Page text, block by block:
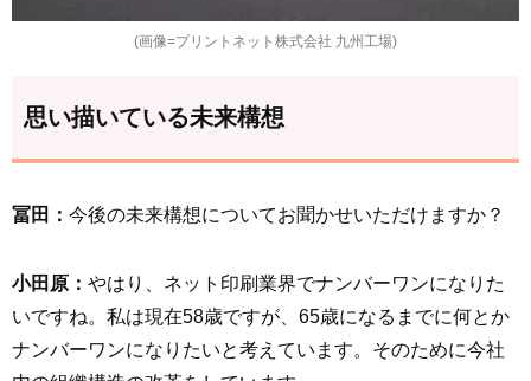
(画像=プリントネット株式会社 九州工場)
思い描いている未来構想
冨田： 今後の未来構想についてお聞かせいただけますか？
小田原： やはり、ネット印刷業界でナンバーワンになりた
いですね。私は現在58歳ですが、65歳になるまでに何とか
ナンバーワンになりたいと考えています。そのために今社